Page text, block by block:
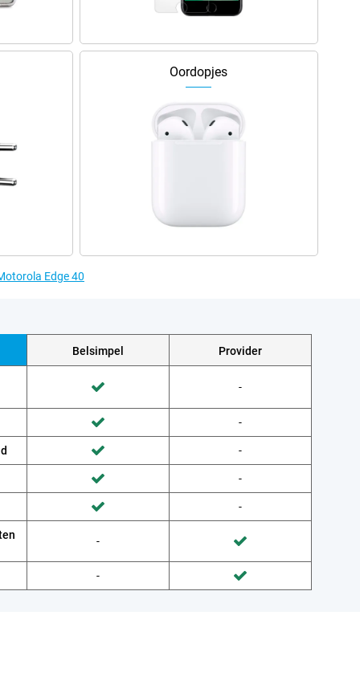
Oordopjes
Edge 40
Belsimpel Provider
Wordt gedaan door Belsimpel Wordt niet gedaan door Provider
-
Wordt gedaan door Belsimpel Wordt niet gedaan door Provider
-
Wordt gedaan door Belsimpel Wordt niet gedaan door Provider
-
Wordt gedaan door Belsimpel Wordt niet gedaan door Provider
-
Wordt gedaan door Belsimpel Wordt niet gedaan door Provider
-
Wordt niet gedaan door Belsimpel
- Wordt gedaan door Provider
Wordt niet gedaan door Belsimpel
- Wordt gedaan door Provider